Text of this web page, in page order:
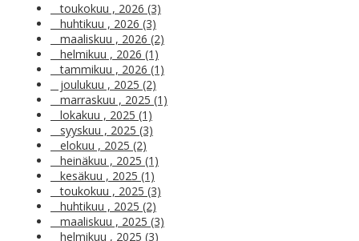
toukokuu , 2026 (3)
huhtikuu , 2026 (3)
maaliskuu , 2026 (2)
helmikuu , 2026 (1)
tammikuu , 2026 (1)
joulukuu , 2025 (2)
marraskuu , 2025 (1)
lokakuu , 2025 (1)
syyskuu , 2025 (3)
elokuu , 2025 (2)
heinäkuu , 2025 (1)
kesäkuu , 2025 (1)
toukokuu , 2025 (3)
huhtikuu , 2025 (2)
maaliskuu , 2025 (3)
helmikuu , 2025 (3)